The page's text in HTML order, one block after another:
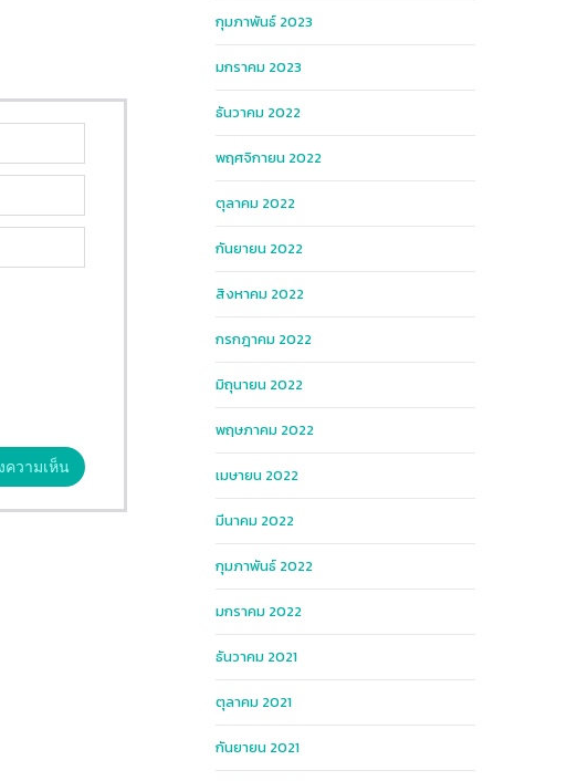
กุมภาพันธ์ 2023
มกราคม 2023
ธันวาคม 2022
พฤศจิกายน 2022
ตุลาคม 2022
กันยายน 2022
สิงหาคม 2022
กรกฎาคม 2022
มิถุนายน 2022
พฤษภาคม 2022
เมษายน 2022
มีนาคม 2022
กุมภาพันธ์ 2022
มกราคม 2022
ธันวาคม 2021
ตุลาคม 2021
กันยายน 2021